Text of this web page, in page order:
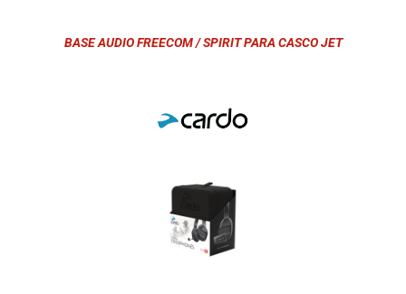
BASE AUDIO FREECOM / SPIRIT PARA CASCO JET